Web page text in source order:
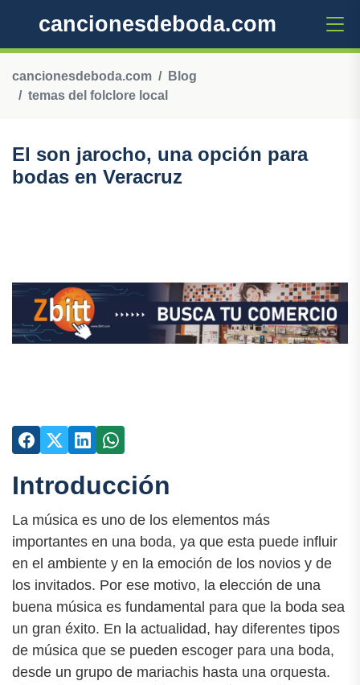
cancionesdeboda.com
cancionesdeboda.com
Blog
temas del folclore local
El son jarocho, una opción para
bodas en Veracruz
Introducción
La música es uno de los elementos más
importantes en una boda, ya que esta puede influir
en el ambiente y en la emoción de los novios y de
los invitados. Por ese motivo, la elección de una
buena música es fundamental para que la boda sea
un gran éxito. En la actualidad, hay diferentes tipos
de música que se pueden escoger para una boda,
desde un grupo de mariachis hasta una orquesta.